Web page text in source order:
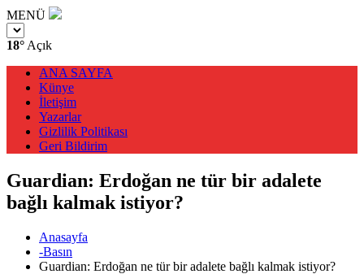
MENÜ
18° Açık
ANA SAYFA
Künye
İletişim
Yazarlar
Gizlilik Politikası
Geri Bildirim
Guardian: Erdoğan ne tür bir adalete
bağlı kalmak istiyor?
Anasayfa
-Basın
Guardian: Erdoğan ne tür bir adalete bağlı kalmak istiyor?